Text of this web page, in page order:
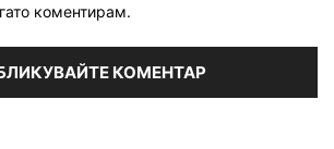
коментирам.